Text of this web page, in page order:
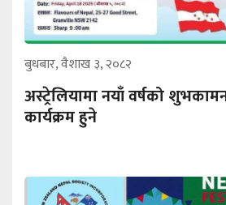
बुधबार, वैशाख ३, २०८२
अस्ट्रेलियामा नयाँ वर्षको
कार्यक्रम हुने